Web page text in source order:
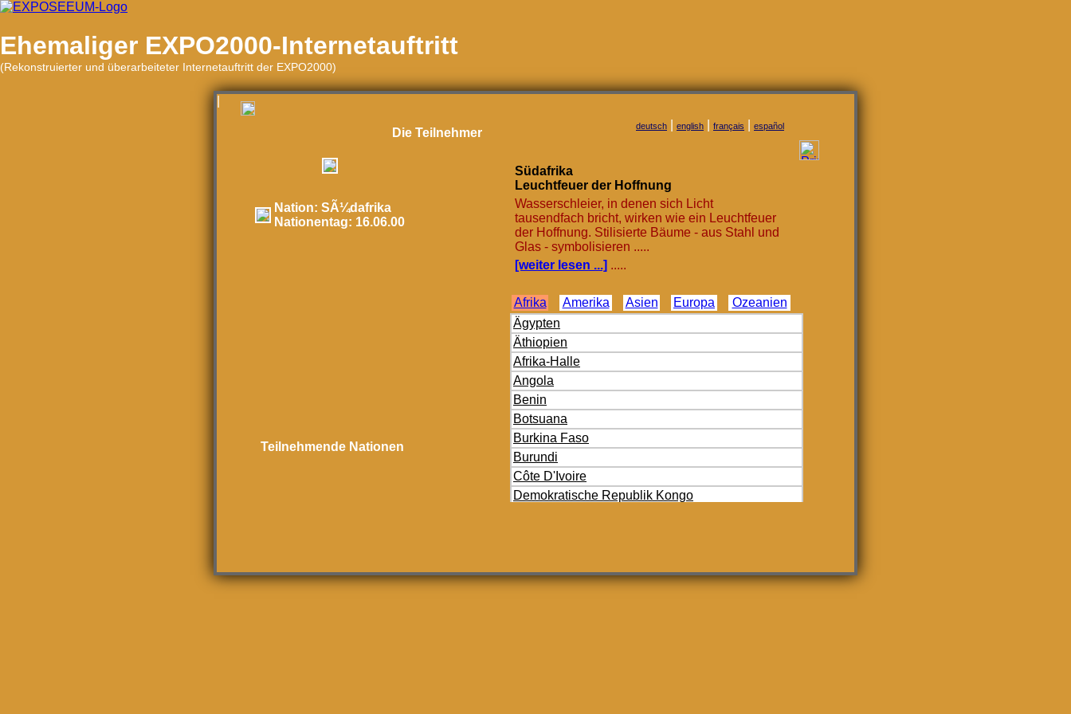
Ehemaliger EXPO2000-Internetauftritt
(Rekonstruierter und überarbeiteter Internetauftritt der EXPO2000)
Südafrika
Leuchtfeuer der Hoffnung
Wasserschleier, in denen sich Licht
tausendfach bricht, wirken wie ein Leuchtfeuer
der Hoffnung. Stilisierte Bäume - aus Stahl und
Glas - symbolisieren .....
[weiter lesen ...] .....
Die Teilnehmer
Afrika Amerika Asien Europa
Ozeanien
Ägypten
Äthiopien
Afrika-Halle
Angola
Benin
Botsuana
Burkina Faso
Burundi
Côte D'Ivoire
Demokratische Republik Kongo
Gambia
deutsch english français español
Nation: SÃ¼dafrika
Nationentag: 16.06.00
Teilnehmende Nationen